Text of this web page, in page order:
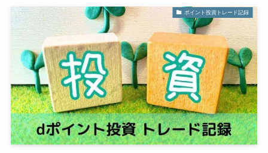
ポイント投資トレード記録